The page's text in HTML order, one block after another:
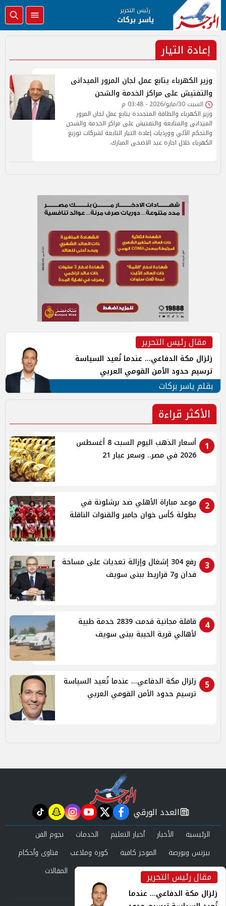
رئيس التحرير
ياسر بركات
إعادة التيار
وزير الكهرباء يتابع عمل لجان المرور الميدانى
والتفتيش على مراكز الخدمة والشحن
السبت 30/مايو/2026 - 03:48 م
وزير الكهرباء والطاقة المتجددة يتابع عمل لجان المرور
الميدانى والمتابعة والتفتيش على مراكز الخدمة والشحن
والتحكم الآلي وورديات إعادة التيار التابعة لشركات توزيع
الكهرباء خلال اجازة عيد الاضحى المبارك.
مقال رئيس التحرير
زلزال مكة الدفاعي... عندما تُعيد السياسة
ترسيم حدود الأمن القومي العربي
بقلم ياسر بركات
الأكثر قراءة
1
أسعار الذهب اليوم السبت 8 أغسطس
2026 في مصر.. وسعر عيار 21
2
موعد مباراة الأهلي ضد برشلونة في
بطولة كأس خوان جامبر والقنوات الناقلة
3
رفع 304 إشغال وإزالة تعديات على مساحة
فدان و7 قراريط ببنى سويف
4
قافلة مجانية قدمت 2839 خدمة طبية
لأهالي قرية الحيبة ببنى سويف
5
زلزال مكة الدفاعي... عندما تُعيد السياسة
ترسيم حدود الأمن القومي العربي
مقال رئيس التحرير
زلزال مكة الدفاعي... عندما
newspaper
العدد الورقي facebook
twitter
youtube
instagram
snapchat
tiktok
الرئيسية الأخبار أخبار التعليم الخدمات
نجوم الفن
بيزنس وبورصة
الموجز كافية كورة وملاعب
فتاوى وأحكام
صحة وجمال
عرب وعالم حوادث ومحاكم
المقالات
العدد الورقي